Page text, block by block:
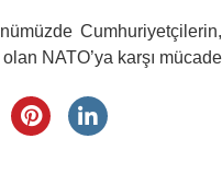
NATO’ya karşı